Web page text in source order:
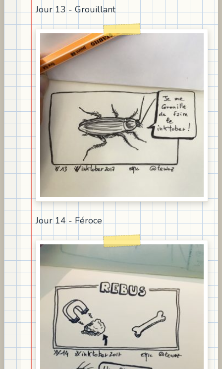
Jour 13 - Grouillant
Jour 14 - Féroce